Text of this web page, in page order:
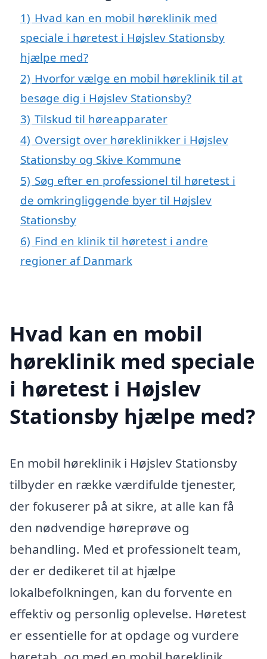
1) Hvad kan en mobil høreklinik med
speciale i høretest i Højslev Stationsby
hjælpe med?
2) Hvorfor vælge en mobil høreklinik til at
besøge dig i Højslev Stationsby?
3) Tilskud til høreapparater
4) Oversigt over høreklinikker i Højslev
Stationsby og Skive Kommune
5) Søg efter en professionel til høretest i
de omkringliggende byer til Højslev
Stationsby
6) Find en klinik til høretest i andre
regioner af Danmark
Hvad kan en mobil
høreklinik med speciale
i høretest i Højslev
Stationsby hjælpe med?
En mobil høreklinik i Højslev Stationsby
tilbyder en række værdifulde tjenester,
der fokuserer på at sikre, at alle kan få
den nødvendige høreprøve og
behandling. Med et professionelt team,
der er dedikeret til at hjælpe
lokalbefolkningen, kan du forvente en
effektiv og personlig oplevelse. Høretest
er essentielle for at opdage og vurdere